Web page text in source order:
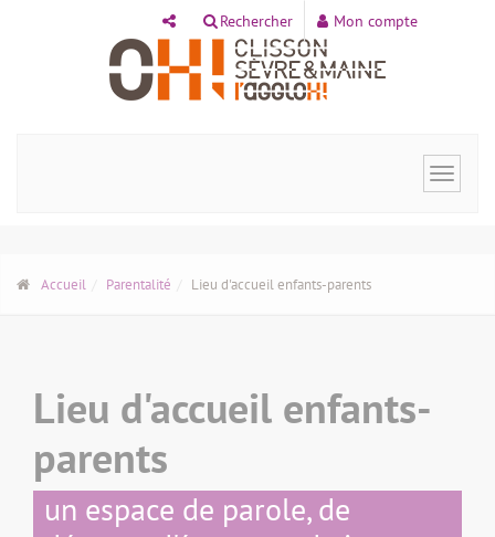
Rechercher Mon compte
Toggle
Accueil Parentalité Lieu d'accueil enfants-parents
Lieu d'accueil enfants-
parents
un espace de parole, de
Panneau de gestion des cookies